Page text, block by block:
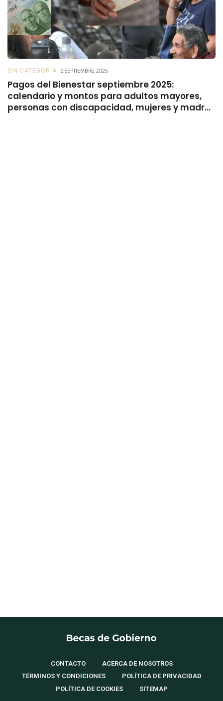
SIN CATEGORÍA 2 SEPTIEMBRE, 2025
Pagos del Bienestar septiembre 2025:
calendario y montos para adultos mayores,
personas con discapacidad, mujeres y madres
CONTACTO
ACERCA DE NOSOTROS
TÉRMINOS Y CONDICIONES
POLÍTICA DE PRIVACIDAD
POLÍTICA DE COOKIES
SITEMAP